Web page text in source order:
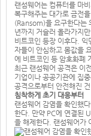
랜섬웨어는 컴퓨터를 마
복구해주는 대가로 금전
(Ransom)을 요구한다는
년까지 거슬러 올라가지
비트코인 등장 이후다. 익
자들이 안심하고 몸값을
에 비트코인 등 암호화폐
최근 랜섬웨어 공격은 이
기업이나 공공기관에 집
공격으로부터 안전해진
침착하게 초기 대응부터
랜섬웨어 감염을 확인했
한다. 만약 PC에 연결된
을 해제한다. 랜섬웨어가